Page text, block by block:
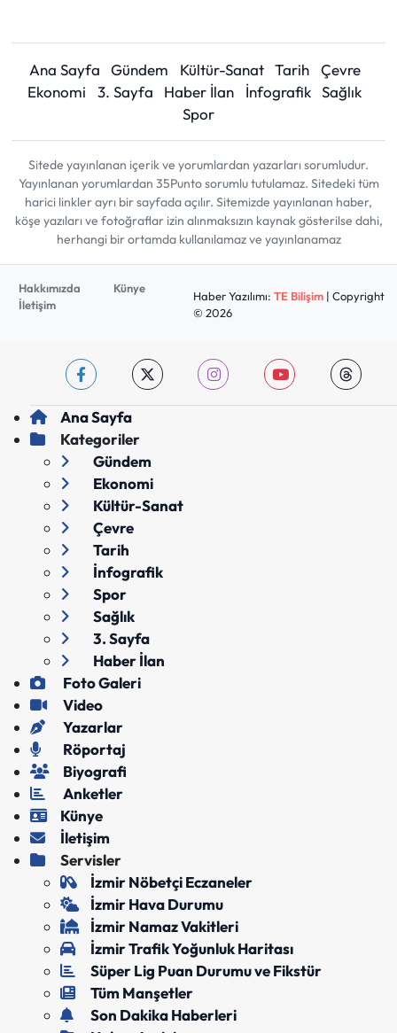
Ana Sayfa Gündem Kültür-Sanat Tarih
Çevre
Ekonomi
3. Sayfa Haber İlan İnfografik Sağlık
Spor
Sitede yayınlanan içerik ve yorumlardan yazarları sorumludur.
Yayınlanan yorumlardan 35Punto sorumlu tutulamaz. Sitedeki tüm
harici linkler ayrı bir sayfada açılır. Sitemizde yayınlanan haber,
köşe yazıları ve fotoğraflar izin alınmaksızın kaynak gösterilse dahi,
herhangi bir ortamda kullanılamaz ve yayınlanamaz
Hakkımızda
Künye
İletişim
Haber Yazılımı: TE Bilişim| Copyright
© 2026
Ana Sayfa
Kategoriler
Gündem
Ekonomi
Kültür-Sanat
Çevre
Tarih
İnfografik
Spor
Sağlık
3. Sayfa
Haber İlan
Foto Galeri
Video
Yazarlar
Röportaj
Biyografi
Anketler
Künye
İletişim
Servisler
İzmir Nöbetçi Eczaneler
İzmir Hava Durumu
İzmir Namaz Vakitleri
İzmir Trafik Yoğunluk Haritası
Süper Lig Puan Durumu ve Fikstür
Tüm Manşetler
Son Dakika Haberleri